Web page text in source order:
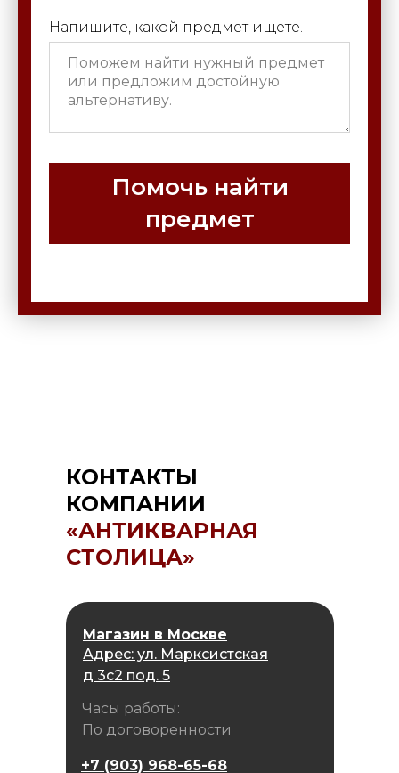
Напишите, какой предмет ищете.
Помочь найти
предмет
КОНТАКТЫ
КОМПАНИИ
«АНТИКВАРНАЯ
СТОЛИЦА»
Магазин в Москве
Адрес: ул. Марксистская
д 3с2 под. 5
Часы работы:
По договоренности
+7 (903) 968-65-68